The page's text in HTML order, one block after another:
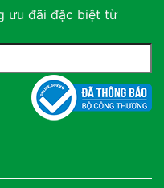
ưu đãi đặc biệt từ